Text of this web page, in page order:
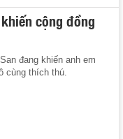
cộng đồng
đang khiến anh em
cùng thích thú.